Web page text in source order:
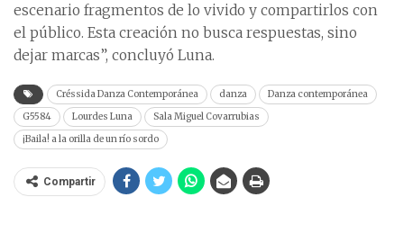
escenario fragmentos de lo vivido y compartirlos con
el público. Esta creación no busca respuestas, sino
dejar marcas”, concluyó Luna.
Créssida Danza Contemporánea danza
Danza contemporánea
G5584
Lourdes Luna
Sala Miguel Covarrubias
¡Baila! a la orilla de un río sordo
Compartir